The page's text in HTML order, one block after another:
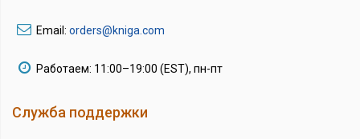
Email: orders@kniga.com
Работаем: 11:00–19:00 (EST), пн-пт
Служба поддержки